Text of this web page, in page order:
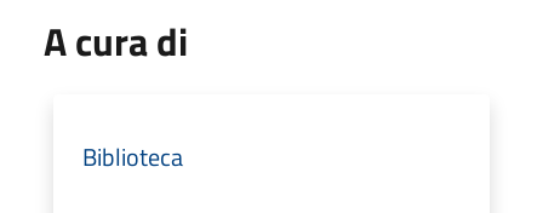
A cura di
Biblioteca